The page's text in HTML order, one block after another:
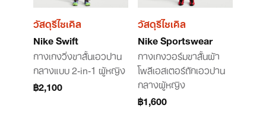
วัสดุรีไซเคิล
Nike Swift
กางเกงวิ่งขาสั้นเอวปาน
กลางแบบ 2-in-1 ผู้หญิง
฿2,100
วัสดุรีไซเคิล
Nike Sportswear
กางเกงวอร์มขาสั้นผ้า
โพลีเอสเตอร์ถักเอวปาน
กลางผู้หญิง
฿1,600